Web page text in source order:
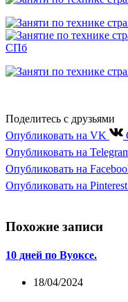
Поделитесь с друзьями
Опубликовать на VK
Опубликовать на
Опубликовать на
Опубликовать на Pinterest
Похожие записи
10 дней по Вуоксе.
18/04/2024